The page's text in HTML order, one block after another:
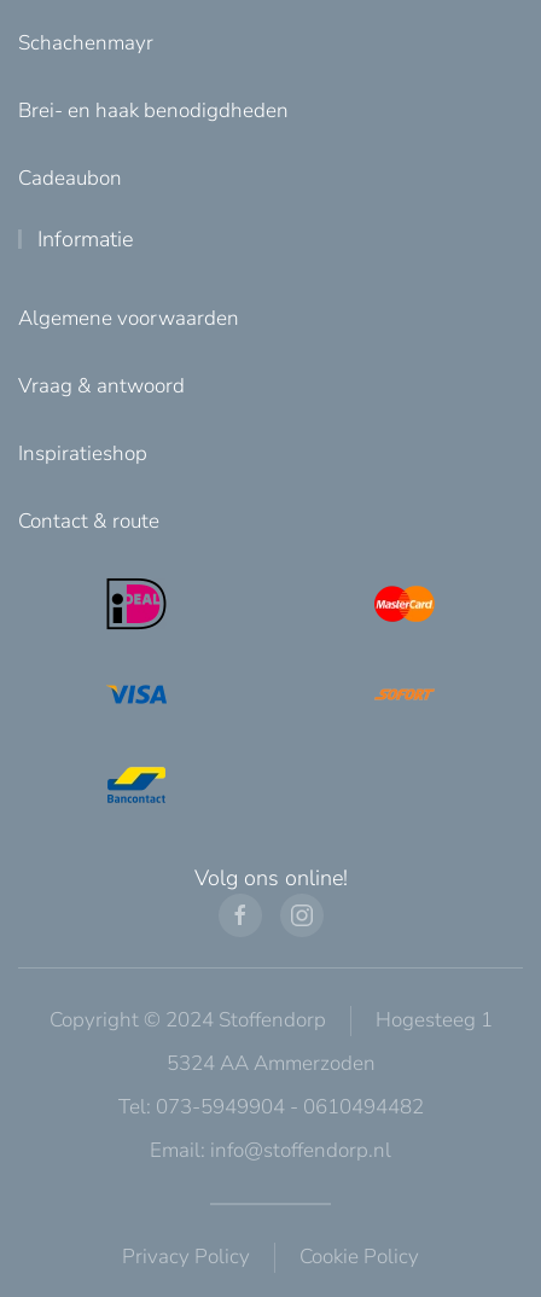
Schachenmayr
Brei- en haak benodigdheden
Cadeaubon
Informatie
Algemene voorwaarden
Vraag & antwoord
Inspiratieshop
Contact & route
Volg ons online!
Copyright © 2024 Stoffendorp
Hogesteeg 1
5324 AA Ammerzoden
Tel: 073-5949904 - 0610494482
Email: info@stoffendorp.nl
Privacy Policy Cookie Policy